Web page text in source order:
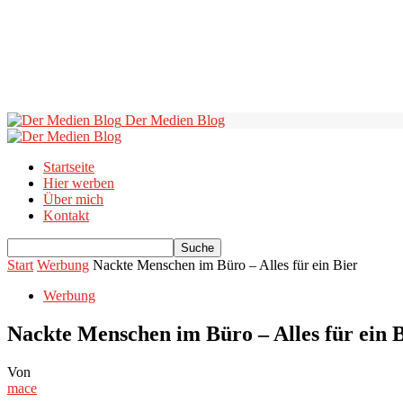
Der Medien Blog
Startseite
Hier werben
Über mich
Kontakt
Start Werbung Nackte Menschen im Büro – Alles für ein Bier
Werbung
Nackte Menschen im Büro – Alles für ein
Von
mace